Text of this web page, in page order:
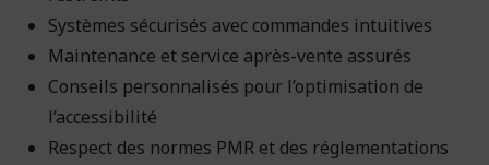
Systèmes sécurisés avec commandes intuitives
Maintenance et service après-vente assurés
Conseils personnalisés pour l’optimisation de
l’accessibilité
Respect des normes PMR et des réglementations